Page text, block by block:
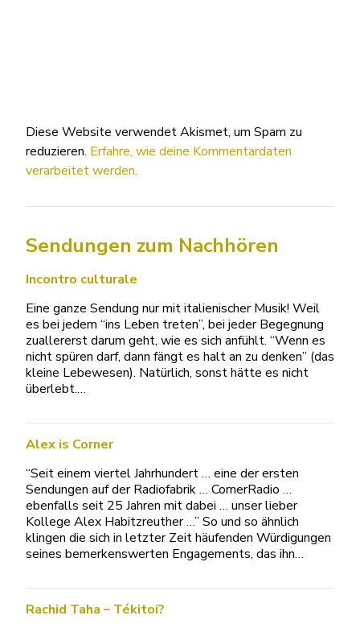
Diese Website verwendet Akismet, um Spam zu
reduzieren. Erfahre, wie deine Kommentardaten
verarbeitet werden.
Sendungen zum Nachhören
Incontro culturale
Eine ganze Sendung nur mit italienischer Musik! Weil
es bei jedem “ins Leben treten”, bei jeder Begegnung
zuallererst darum geht, wie es sich anfühlt. “Wenn es
nicht spüren darf, dann fängt es halt an zu denken” (das
kleine Lebewesen). Natürlich, sonst hätte es nicht
überlebt.…
Alex is Corner
“Seit einem viertel Jahrhundert … eine der ersten
Sendungen auf der Radiofabrik … CornerRadio …
ebenfalls seit 25 Jahren mit dabei … unser lieber
Kollege Alex Habitzreuther …” So und so ähnlich
klingen die sich in letzter Zeit häufenden Würdigungen
seines bemerkenswerten Engagements, das ihn…
Rachid Taha – Tékitoi?